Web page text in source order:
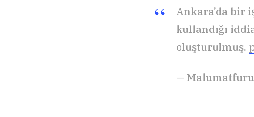
Ankara’da bir
kullandığı
oluşturulmuş.
—